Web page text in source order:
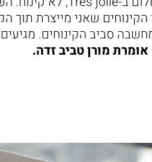
שאני מייצרת תוך
סביב הקינוחים.
אומרת מורן טביב זדה.